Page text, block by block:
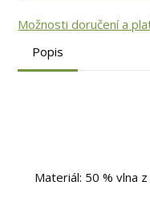
Možnosti doručení a
Popis
Materiál: 50 % vlna